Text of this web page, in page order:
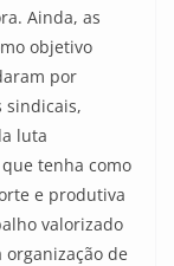
Ainda, as
objetivo
por
sindicais,
luta
tenha como
e produtiva
valorizado
de